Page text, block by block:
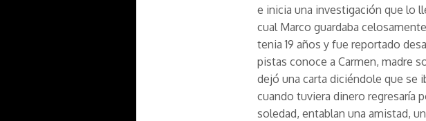
e inicia una investigación que lo
cual Marco guardaba
tenia 19 años y fue reportado
pistas conoce a Carmen, madre
dejó una carta diciéndole que se
cuando tuviera dinero regresaría
soledad, entablan una amistad,